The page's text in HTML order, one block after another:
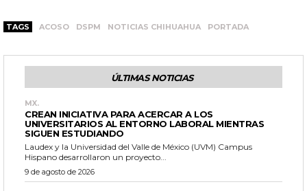
TAGS ACOSO DSPM NOTICIAS CHIHUAHUA PORTADA
ÚLTIMAS NOTICIAS
MX.
CREAN INICIATIVA PARA ACERCAR A LOS
UNIVERSITARIOS AL ENTORNO LABORAL MIENTRAS
SIGUEN ESTUDIANDO
Laudex y la Universidad del Valle de México (UVM) Campus
Hispano desarrollaron un proyecto...
9 de agosto de 2026